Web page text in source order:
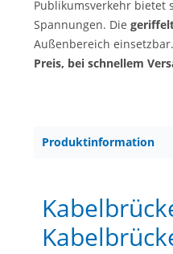
Publikumsverkehr bietet
Spannungen. Die
Außenbereich
Preis, bei schnellem
Produktinformation